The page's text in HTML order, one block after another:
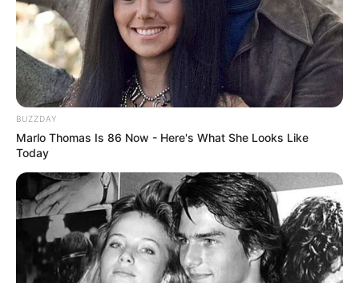
BUZZDAY
Marlo Thomas Is 86 Now - Here's What She Looks Like
Today